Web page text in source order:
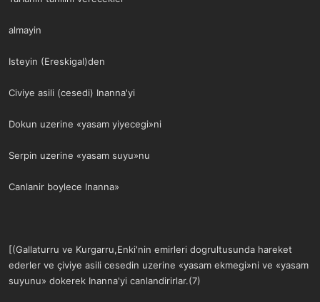
almayin
Isteyin (Ereskigal)den
Civiye asili (cesedi) Inanna'yi
Dokun uzerine «yasam yiyecegi»ni
Serpin uzerine «yasam suyu»nu
Canlanir boylece Inanna»
[(Gallaturru ve Kurgarru,Enki'nin emirleri dogrultusunda hareket
ederler ve çiviye asili cesedin uzerine «yasam ekmegi»ni ve «yasam
suyunu» dokerek Inanna'yi canlandirirlar.(7)